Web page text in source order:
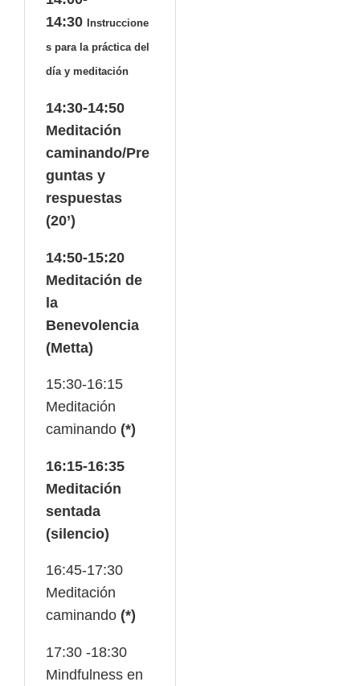
14:30Instruccione
s para la práctica del
día y meditación
14:30-14:50
Meditación
caminando/Pre
guntas y
respuestas
(20’)
14:50-15:20
Meditación de
la
Benevolencia
(Metta)
15:30-16:15
Meditación
caminando (*)
16:15-16:35
Meditación
sentada
(silencio)
16:45-17:30
Meditación
caminando (*)
17:30 -18:30
Mindfulness en